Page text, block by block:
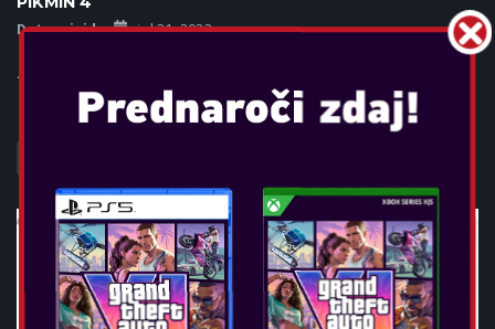
Datum izida: jul 21, 2023
...